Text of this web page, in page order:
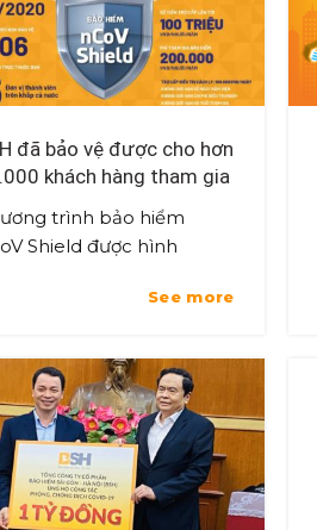
đã bảo vệ được cho hơn
khách hàng tham gia
hiểm nCoV Shield
trình bảo hiểm
Shield được hình
ý nghĩa trở thành tấm lá
tài sản...
See more